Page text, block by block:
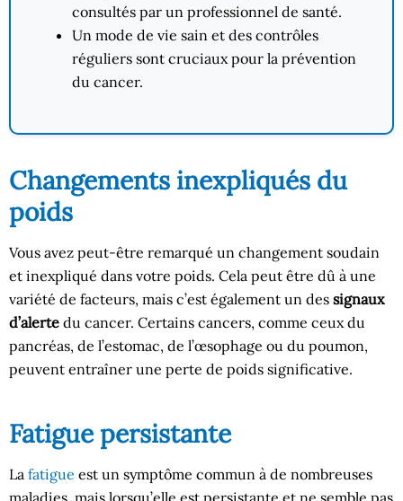
consultés par un professionnel de santé.
Un mode de vie sain et des contrôles
réguliers sont cruciaux pour la prévention
du cancer.
Changements inexpliqués du
poids
Vous avez peut-être remarqué un changement soudain
et inexpliqué dans votre poids. Cela peut être dû à une
variété de facteurs, mais c’est également un des signaux
d’alerte du cancer. Certains cancers, comme ceux du
pancréas, de l’estomac, de l’œsophage ou du poumon,
peuvent entraîner une perte de poids significative.
Fatigue persistante
La fatigue est un symptôme commun à de nombreuses
maladies, mais lorsqu’elle est persistante et ne semble pas